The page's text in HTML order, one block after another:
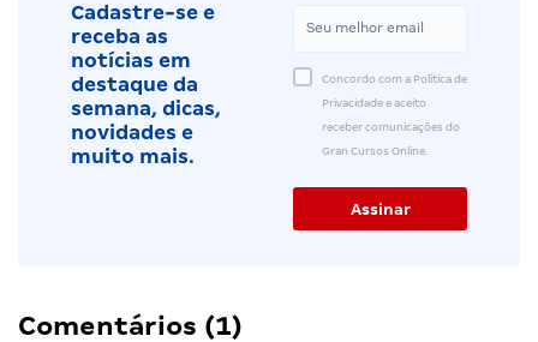
Cadastre-se e
receba as
notícias em
destaque da
semana, dicas,
novidades e
muito mais.
Concordo com a Política de
Privacidade e aceito
receber comunicações do
Gran Cursos Online.
Comentários (1)